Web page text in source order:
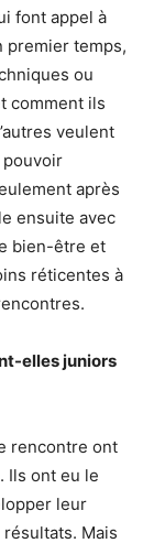
font appel à
premier temps,
ou
comment ils
veulent
après
ensuite avec
bien-être et
réticentes à
elles juniors
rencontre ont
Ils ont eu le
leur
résultats. Mais